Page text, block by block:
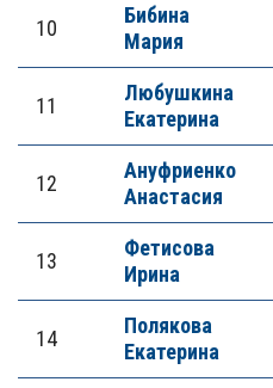
10
Бибина
Мария
11
Любушкина
Екатерина
12
Ануфриенко
Анастасия
13
Фетисова
Ирина
14
Полякова
Екатерина